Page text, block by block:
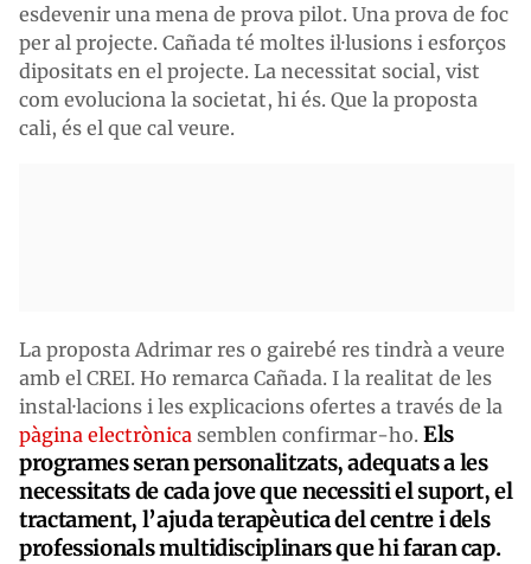
esdevenir una mena de prova pilot. Una prova de foc
per al projecte. Cañada té moltes il·lusions i esforços
dipositats en el projecte. La necessitat social, vist
com evoluciona la societat, hi és. Que la proposta
cali, és el que cal veure.
La proposta Adrimar res o gairebé res tindrà a veure
amb el CREI. Ho remarca Cañada. I la realitat de les
instal·lacions i les explicacions ofertes a través de la
pàgina electrònica semblen confirmar-ho. Els
programes seran personalitzats, adequats a les
necessitats de cada jove que necessiti el suport, el
tractament, l’ajuda terapèutica del centre i dels
professionals multidisciplinars que hi faran cap.